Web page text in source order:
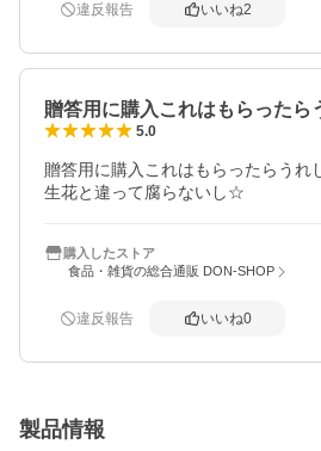
違反報告 いいね2
贈答用に購入これはもらった
5.0
贈答用に購入これはもらったらう
生花と違って腐らないし☆
購入したストア
食品・雑貨の総合通販 DON-SHOP
違反報告 いいね0
製品情報